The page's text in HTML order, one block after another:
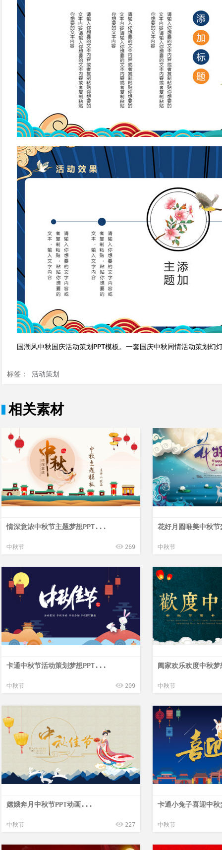
国潮风中秋国庆活动策划PPT模板。一套国庆中秋同情活动策划幻
标签： 活动策划
相关素材
情深意浓中秋节主题梦想PPT...
中秋节 269
花好月圆唯美中秋
中秋节
卡通中秋节活动策划梦想PPT...
中秋节 209
阖家欢乐欢度中秋
中秋节
嫦娥奔月中秋节PPT动画...
中秋节 227
卡通小兔子喜迎中
中秋节